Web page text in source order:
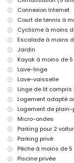
Installations et
lit
Divertissements et
Costa Blanca
promenade (El
maison)
Sites et culture à
musée
Xàbia), ruine
Xàbia, Xàbia),
historique
l'hébergement)
château (Portal
l'hébergement)
Sports
Connexion Internet
Court de tennis à
Cyclisme à moins
Escalade à moins
Jardin
Kayak à moins de 5
Lave-linge
Lave-vaisselle
Linge de lit compris
Logement adapté
Logement de plain-
Micro-ondes
Parking pour 2
Parking privé
Pêche à moins de 5
Piscine privée